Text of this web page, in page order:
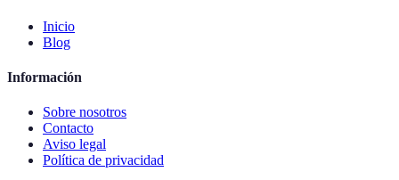
Inicio
Blog
Información
Sobre nosotros
Contacto
Aviso legal
Política de privacidad